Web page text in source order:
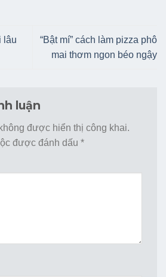
lâu
“Bật mí” cách làm pizza phô
mai thơm ngon béo ngậy
luận
được hiển thị công khai.
được đánh dấu *